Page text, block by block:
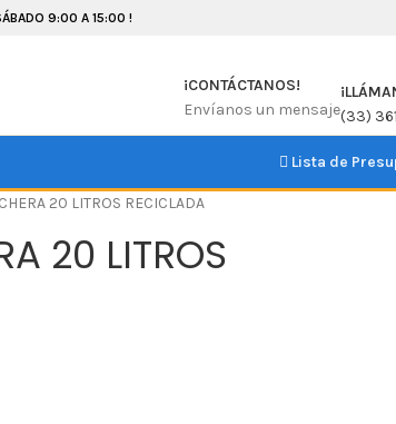
9:00 A 15:00 !
¡CONTÁCTANOS!
Envíanos un mensaje(33)
Lista de
20 LITROS RECICLADA
20 LITROS